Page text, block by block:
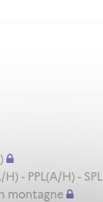
- PPL(A/H) - SPL
montagne